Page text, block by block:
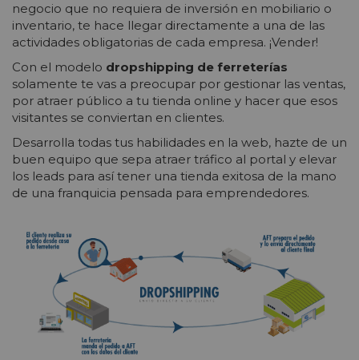
negocio que no requiera de inversión en mobiliario o
inventario, te hace llegar directamente a una de las
actividades obligatorias de cada empresa. ¡Vender!
Con el modelo dropshipping de ferreterías
solamente te vas a preocupar por gestionar las ventas,
por atraer público a tu tienda online y hacer que esos
visitantes se conviertan en clientes.
Desarrolla todas tus habilidades en la web, hazte de un
buen equipo que sepa atraer tráfico al portal y elevar
los leads para así tener una tienda exitosa de la mano
de una franquicia pensada para emprendedores.